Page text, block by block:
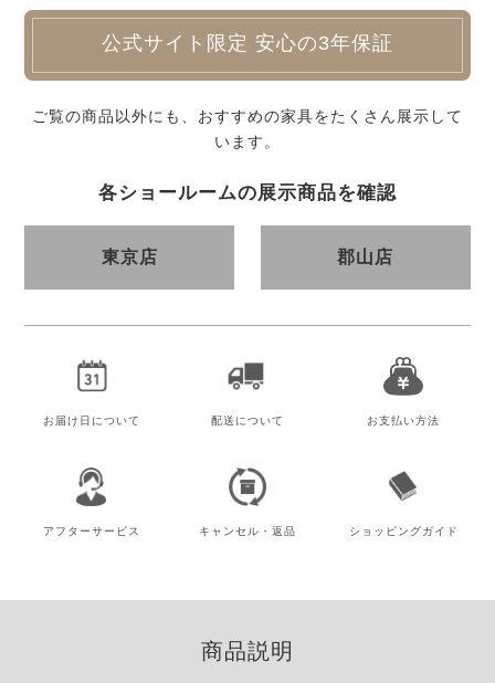
公式サイト限定 安心の3年保証
ご覧の商品以外にも、おすすめの家具をたくさん展示して
います。
各ショールームの展示商品を確認
東京店 郡山店
お届け日 について 配送について お支払い方法
アフターサービス キャンセル・ 返品 ショッピングガイド
商品説明